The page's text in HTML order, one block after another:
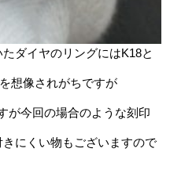
ダイヤのリングにはK18と
想像されがちですが
が今回の場合のような刻印
にくい物もございますので